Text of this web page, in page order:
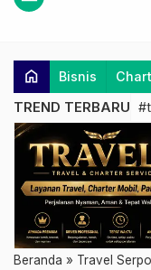
home Bisnis
TREND TERBARU
Beranda » Travel